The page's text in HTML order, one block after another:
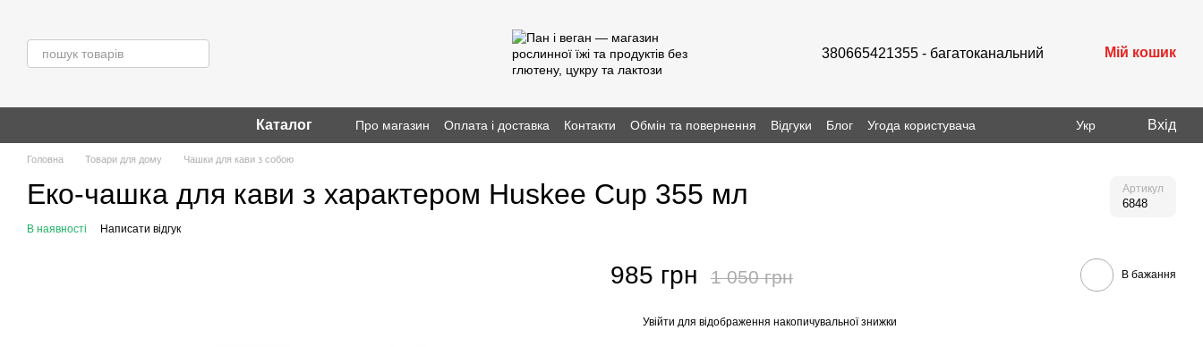
380665421355 - багатоканальний Мій кошик
Каталог Про магазин Оплата і доставка Контакти Обмін та повернення Відгуки Блог Угода користувача Укр Вхід
Головна Товари для дому Чашки для кави з собою
Еко-чашка для кави з характером Huskee Cup 355 мл Артикул
6848
В наявності Написати відгук
985 грн 1 050 грн В бажання
Увійти для відображення накопичувальної знижки